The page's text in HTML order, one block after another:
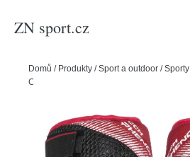
ZN sport.cz
Domů / Produkty /Sport a outdoor /Sporty
Chrániče kolen CCM Phenom JR, Junior